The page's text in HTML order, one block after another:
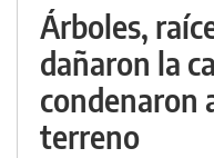
Árboles,
dañaron la
condenaron
terreno